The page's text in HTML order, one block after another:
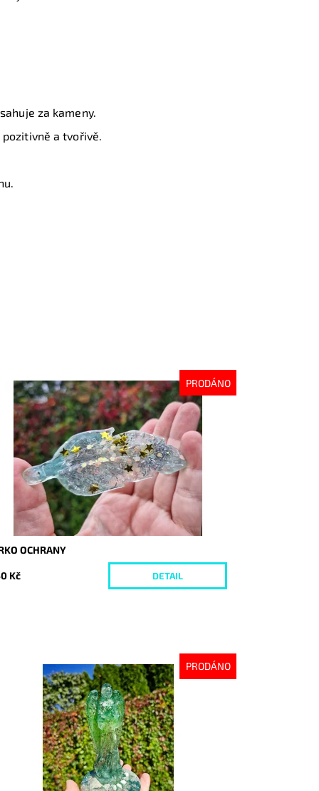
za kameny.
a tvořivě.
PRODÁNO
Vyprodáno
10384
OCHRANY
Kč DETAIL
PRODÁNO
Vyprodáno
10353